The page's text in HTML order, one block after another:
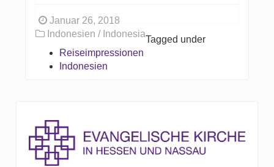
Januar 26, 2018
Indonesien / Indonesia
Tagged under
Reiseimpressionen
Indonesien